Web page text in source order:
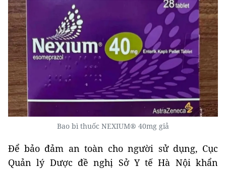
Bao bì thuốc NEXIUM® 40mg giả
Để bảo đảm an toàn cho người sử dụng, Cục
Quản lý Dược đề nghị Sở Y tế Hà Nội khẩn